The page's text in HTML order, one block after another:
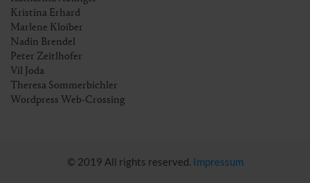
Kristina Erhard
Marlene Kloiber
Nadin Brendel
Peter Zeitlhofer
Vil Joda
Theresa Sommerbichler
Wordpress Web-Crossing
© 2019 All rights reserved. Impressum